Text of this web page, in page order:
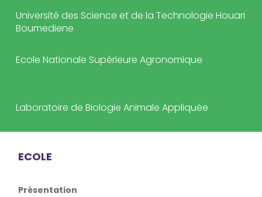
Université des Science et de la Technologie Houari
Boumediene
Ecole Nationale Supérieure Agronomique
Laboratoire de Biologie Animale Appliquée
ECOLE
Présentation